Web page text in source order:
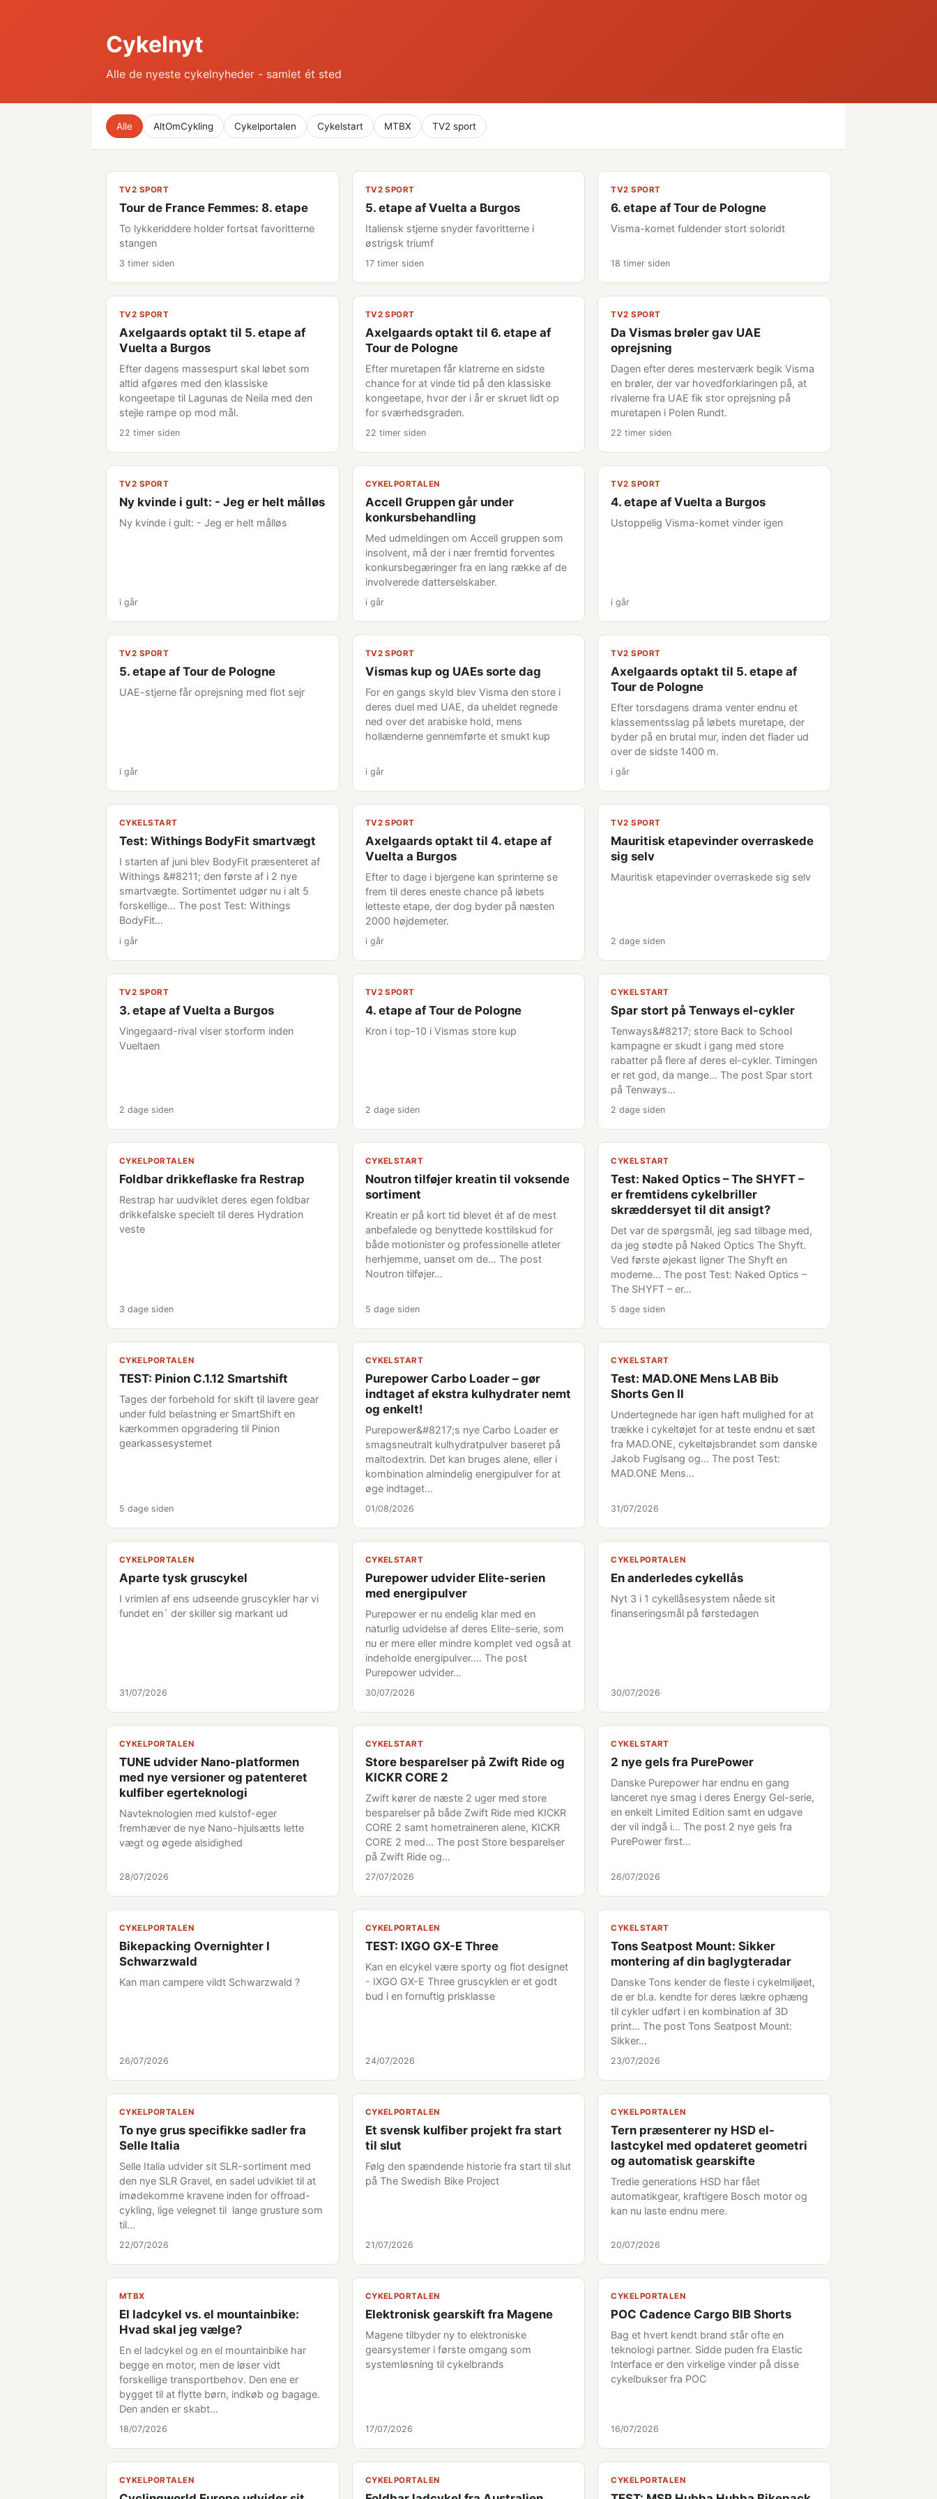
Cykelnyt
Alle de nyeste cykelnyheder - samlet ét sted
Alle AltOmCykling Cykelportalen Cykelstart MTBX TV2 sport
TV2 SPORT
Tour de France Femmes: 8. etape
To lykkeriddere holder fortsat favoritterne
stangen
3 timer siden
TV2 SPORT
5. etape af Vuelta a Burgos
Italiensk stjerne snyder favoritterne i
østrigsk triumf
17 timer siden
TV2 SPORT
6. etape af Tour de Pologne
Visma-komet fuldender stort soloridt
18 timer siden
TV2 SPORT
Axelgaards optakt til 5. etape af
Vuelta a Burgos
Efter dagens massespurt skal løbet som
altid afgøres med den klassiske
kongeetape til Lagunas de Neila med den
stejle rampe op mod mål.
22 timer siden
TV2 SPORT
Axelgaards optakt til 6. etape af
Tour de Pologne
Efter muretapen får klatrerne en sidste
chance for at vinde tid på den klassiske
kongeetape, hvor der i år er skruet lidt op
for sværhedsgraden.
22 timer siden
TV2 SPORT
Da Vismas brøler gav UAE
oprejsning
Dagen efter deres mesterværk begik Visma
en brøler, der var hovedforklaringen på, at
rivalerne fra UAE fik stor oprejsning på
muretapen i Polen Rundt.
22 timer siden
TV2 SPORT
Ny kvinde i gult: - Jeg er helt målløs
Ny kvinde i gult: - Jeg er helt målløs
i går
CYKELPORTALEN
Accell Gruppen går under
konkursbehandling
Med udmeldingen om Accell gruppen som
insolvent, må der i nær fremtid forventes
konkursbegæringer fra en lang række af de
involverede datterselskaber.
i går
TV2 SPORT
4. etape af Vuelta a Burgos
Ustoppelig Visma-komet vinder igen
i går
TV2 SPORT
5. etape af Tour de Pologne
UAE-stjerne får oprejsning med flot sejr
i går
TV2 SPORT
Vismas kup og UAEs sorte dag
For en gangs skyld blev Visma den store i
deres duel med UAE, da uheldet regnede
ned over det arabiske hold, mens
hollænderne gennemførte et smukt kup
i går
TV2 SPORT
Axelgaards optakt til 5. etape af
Tour de Pologne
Efter torsdagens drama venter endnu et
klassementsslag på løbets muretape, der
byder på en brutal mur, inden det flader ud
over de sidste 1400 m.
i går
CYKELSTART
Test: Withings BodyFit smartvægt
I starten af juni blev BodyFit præsenteret af
Withings &#8211; den første af i 2 nye
smartvægte. Sortimentet udgør nu i alt 5
forskellige... The post Test: Withings
BodyFit…
i går
TV2 SPORT
Axelgaards optakt til 4. etape af
Vuelta a Burgos
Efter to dage i bjergene kan sprinterne se
frem til deres eneste chance på løbets
letteste etape, der dog byder på næsten
2000 højdemeter.
i går
TV2 SPORT
Mauritisk etapevinder overraskede
sig selv
Mauritisk etapevinder overraskede sig selv
2 dage siden
TV2 SPORT
3. etape af Vuelta a Burgos
Vingegaard-rival viser storform inden
Vueltaen
2 dage siden
TV2 SPORT
4. etape af Tour de Pologne
Kron i top-10 i Vismas store kup
2 dage siden
CYKELSTART
Spar stort på Tenways el-cykler
Tenways&#8217; store Back to School
kampagne er skudt i gang med store
rabatter på flere af deres el-cykler. Timingen
er ret god, da mange... The post Spar stort
på Tenways…
2 dage siden
CYKELPORTALEN
Foldbar drikkeflaske fra Restrap
Restrap har uudviklet deres egen foldbar
drikkefalske specielt til deres Hydration
veste
3 dage siden
CYKELSTART
Noutron tilføjer kreatin til voksende
sortiment
Kreatin er på kort tid blevet ét af de mest
anbefalede og benyttede kosttilskud for
både motionister og professionelle atleter
herhjemme, uanset om de... The post
Noutron tilføjer…
5 dage siden
CYKELSTART
Test: Naked Optics – The SHYFT –
er fremtidens cykelbriller
skræddersyet til dit ansigt?
Det var de spørgsmål, jeg sad tilbage med,
da jeg stødte på Naked Optics The Shyft.
Ved første øjekast ligner The Shyft en
moderne... The post Test: Naked Optics –
The SHYFT – er…
5 dage siden
CYKELPORTALEN
TEST: Pinion C.1.12 Smartshift
Tages der forbehold for skift til lavere gear
under fuld belastning er SmartShift en
kærkommen opgradering til Pinion
gearkassesystemet
5 dage siden
CYKELSTART
Purepower Carbo Loader – gør
indtaget af ekstra kulhydrater nemt
og enkelt!
Purepower&#8217;s nye Carbo Loader er
smagsneutralt kulhydratpulver baseret på
maltodextrin. Det kan bruges alene, eller i
kombination almindelig energipulver for at
øge indtaget…
01/08/2026
CYKELSTART
Test: MAD.ONE Mens LAB Bib
Shorts Gen II
Undertegnede har igen haft mulighed for at
trække i cykeltøjet for at teste endnu et sæt
fra MAD.ONE, cykeltøjsbrandet som danske
Jakob Fuglsang og... The post Test:
MAD.ONE Mens…
31/07/2026
CYKELPORTALEN
Aparte tysk gruscykel
I vrimlen af ens udseende gruscykler har vi
fundet en´ der skiller sig markant ud
31/07/2026
CYKELSTART
Purepower udvider Elite-serien
med energipulver
Purepower er nu endelig klar med en
naturlig udvidelse af deres Elite-serie, som
nu er mere eller mindre komplet ved også at
indeholde energipulver.... The post
Purepower udvider…
30/07/2026
CYKELPORTALEN
En anderledes cykellås
Nyt 3 i 1 cykellåsesystem nåede sit
finanseringsmål på førstedagen
30/07/2026
CYKELPORTALEN
TUNE udvider Nano-platformen
med nye versioner og patenteret
kulfiber egerteknologi
Navteknologien med kulstof-eger
fremhæver de nye Nano-hjulsætts lette
vægt og øgede alsidighed
28/07/2026
CYKELSTART
Store besparelser på Zwift Ride og
KICKR CORE 2
Zwift kører de næste 2 uger med store
besparelser på både Zwift Ride med KICKR
CORE 2 samt hometraineren alene, KICKR
CORE 2 med... The post Store besparelser
på Zwift Ride og…
27/07/2026
CYKELSTART
2 nye gels fra PurePower
Danske Purepower har endnu en gang
lanceret nye smag i deres Energy Gel-serie,
en enkelt Limited Edition samt en udgave
der vil indgå i... The post 2 nye gels fra
PurePower first…
26/07/2026
CYKELPORTALEN
Bikepacking Overnighter I
Schwarzwald
Kan man campere vildt Schwarzwald ?
26/07/2026
CYKELPORTALEN
TEST: IXGO GX-E Three
Kan en elcykel være sporty og flot designet
- IXGO GX-E Three gruscyklen er et godt
bud i en fornuftig prisklasse
24/07/2026
CYKELSTART
Tons Seatpost Mount: Sikker
montering af din baglygteradar
Danske Tons kender de fleste i cykelmiljøet,
de er bl.a. kendte for deres lækre ophæng
til cykler udført i en kombination af 3D
print... The post Tons Seatpost Mount:
Sikker…
23/07/2026
CYKELPORTALEN
To nye grus specifikke sadler fra
Selle Italia
Selle Italia udvider sit SLR-sortiment med
den nye SLR Gravel, en sadel udviklet til at
imødekomme kravene inden for offroad-
cykling, lige velegnet til lange grusture som
til…
22/07/2026
CYKELPORTALEN
Et svensk kulfiber projekt fra start
til slut
Følg den spændende historie fra start til slut
på The Swedish Bike Project
21/07/2026
CYKELPORTALEN
Tern præsenterer ny HSD el-
lastcykel med opdateret geometri
og automatisk gearskifte
Tredie generations HSD har fået
automatikgear, kraftigere Bosch motor og
kan nu laste endnu mere.
20/07/2026
MTBX
El ladcykel vs. el mountainbike:
Hvad skal jeg vælge?
En el ladcykel og en el mountainbike har
begge en motor, men de løser vidt
forskellige transportbehov. Den ene er
bygget til at flytte børn, indkøb og bagage.
Den anden er skabt…
18/07/2026
CYKELPORTALEN
Elektronisk gearskift fra Magene
Magene tilbyder ny to elektroniske
gearsystemer i første omgang som
systemløsning til cykelbrands
17/07/2026
CYKELPORTALEN
POC Cadence Cargo BIB Shorts
Bag et hvert kendt brand står ofte en
teknologi partner. Sidde puden fra Elastic
Interface er den virkelige vinder på disse
cykelbukser fra POC
16/07/2026
CYKELPORTALEN CYKELPORTALEN CYKELPORTALEN